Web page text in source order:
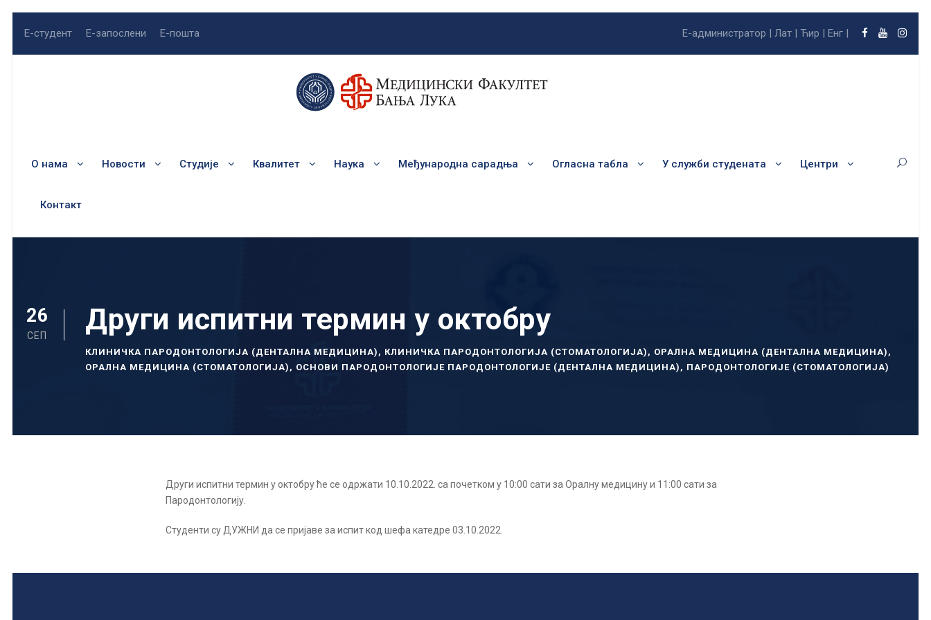
Е-студент Е-запослени Е-пошта Е-администратор | Лат | Ћир | Енг |
О нама Новости Студије Квалитет Наука Међународна сарадња Огласна табла У служби студената Центри
Контакт
26
СЕП Други испитни термин у октобру
КЛИНИЧКА ПАРОДОНТОЛОГИЈА (ДЕНТАЛНА МЕДИЦИНА) , КЛИНИЧКА ПАРОДОНТОЛОГИЈА (СТОМАТОЛОГИЈА) , ОРАЛНА МЕДИЦИНА (ДЕНТАЛНА МЕДИЦИНА) ,
ОРАЛНА МЕДИЦИНА (СТОМАТОЛОГИЈА) , ОСНОВИ ПАРОДОНТОЛОГИЈЕ ПАРОДОНТОЛОГИЈЕ (ДЕНТАЛНА МЕДИЦИНА) , ПАРОДОНТОЛОГИЈЕ (СТОМАТОЛОГИЈА)
Други испитни термин у октобру ће се одржати 10.10.2022. са почетком у 10:00 сати за Оралну медицину и 11:00 сати за
Пародонтологију.
Студенти су ДУЖНИ да се пријаве за испит код шефа катедре 03.10.2022.